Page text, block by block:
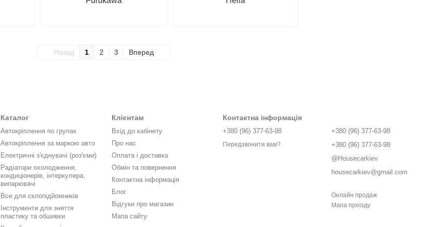
Назад 1 2 3 Вперед
Каталог
Автокріплення по групах
Автокріплення за маркою авто
Електричні з'єднувачі (роз'єми)
Радіатори охолодження,
кондиціонерів, інтеркулера,
випарювачі
Все для склопідйомників
Інструменти для зняття
пластику та обшивки
Клієнтам
Вхід до кабінету
Про нас
Оплата і доставка
Обмін та повернення
Контактна інформація
Блог
Відгуки про магазин
Мапа сайту
Контактна інформація
+380 (96) 377-63-98
Передзвонити вам?
+380 (96) 377-63-98
+380 (96) 377-63-98
@Housecarkiev
housecarkiev@gmail.com
Онлайн продаж
Мапа проїзду